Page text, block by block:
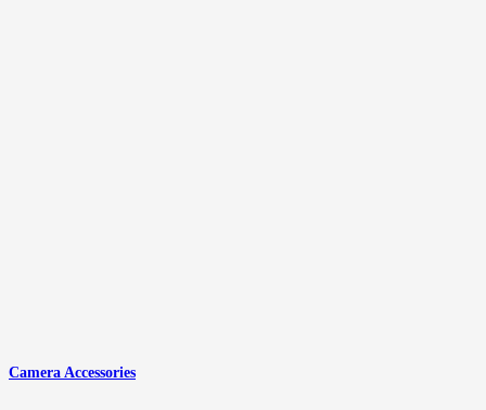
Camera Accessories